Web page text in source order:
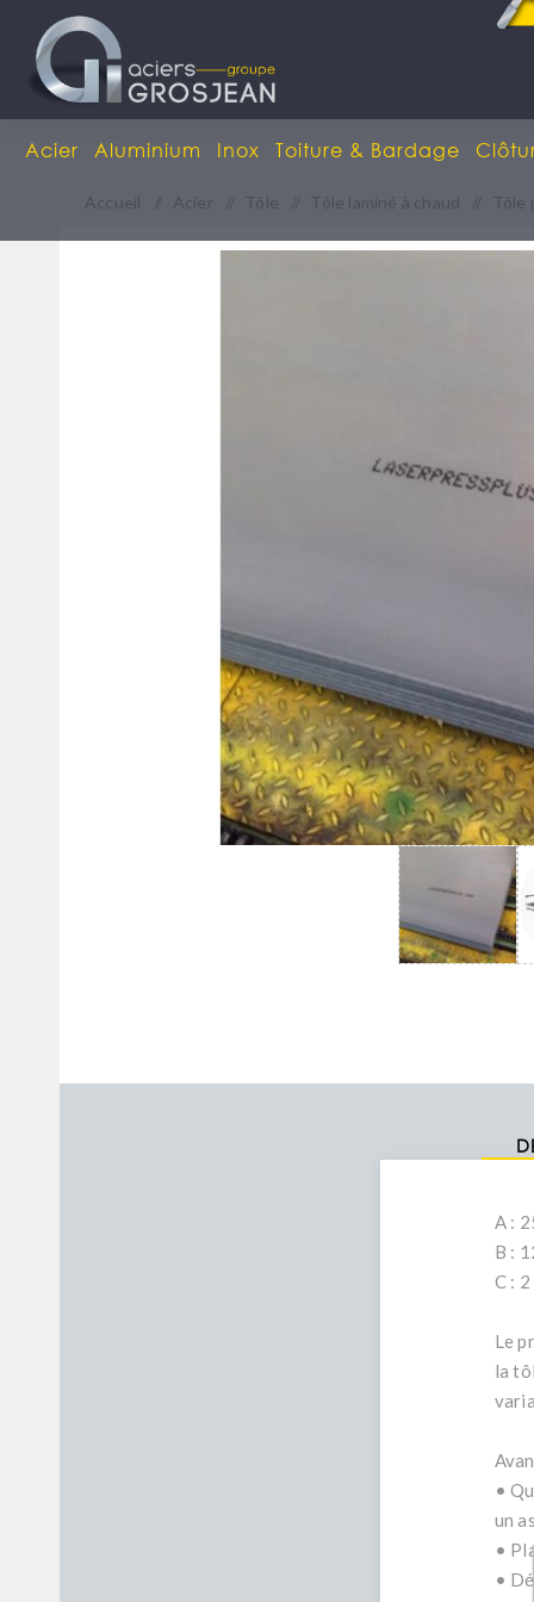
Acier Aluminium Inox Toiture & Bardage
Accueil Acier Tôle Tôle laminé à chaud
A :
B :
C : 2
Le
la
•
un
•
•